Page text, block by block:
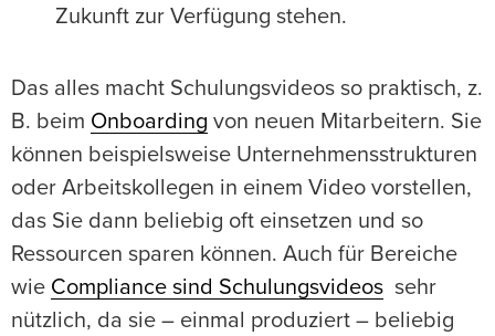
Zukunft zur Verfügung stehen.
Das alles macht Schulungsvideos so praktisch, z.
B. beim Onboarding von neuen Mitarbeitern. Sie
können beispielsweise Unternehmensstrukturen
oder Arbeitskollegen in einem Video vorstellen,
das Sie dann beliebig oft einsetzen und so
Ressourcen sparen können. Auch für Bereiche
wie Compliance sind Schulungsvideos sehr
nützlich, da sie – einmal produziert – beliebig